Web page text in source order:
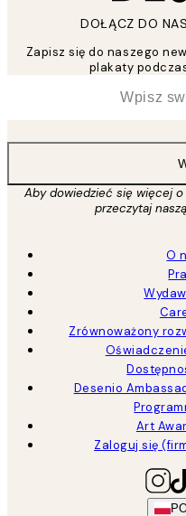
DOŁĄCZ DO
Zapisz się do naszego
plakaty
Aby dowiedzieć się więcej
przeczytaj naszą
O
Zrównoważony
Desenio
Art
Zaloguj się